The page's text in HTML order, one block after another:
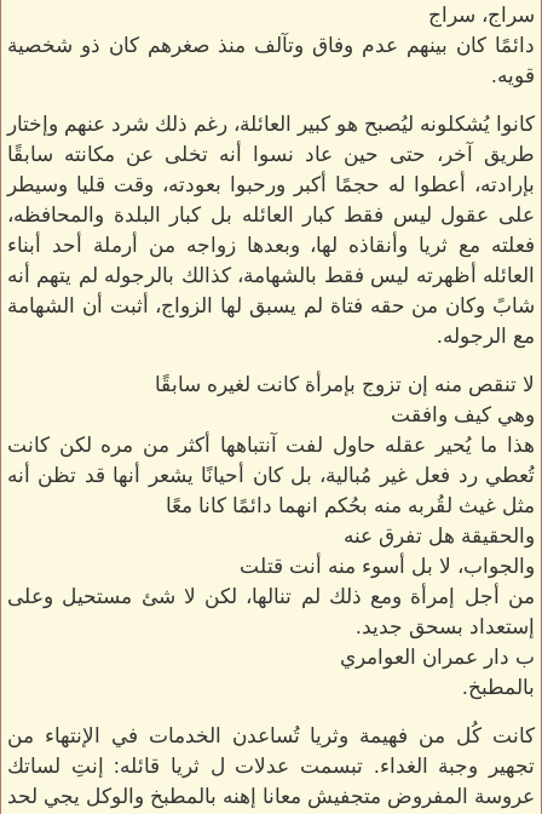
سراج، سراج
دائمًا كان بينهم عدم وفاق وتآلف منذ صغرهم كان ذو شخصية
قويه.
كانوا يُشكلونه ليُصبح هو كبير العائلة، رغم ذلك شرد عنهم وإختار
طريق آخر، حتى حين عاد نسوا أنه تخلى عن مكانته سابقًا
بإرادته، أعطوا له حجمًا أكبر ورحبوا بعودته، وقت قليا وسيطر
على عقول ليس فقط كبار العائله بل كبار البلدة والمحافظه،
فعلته مع ثريا وأنقاذه لها، وبعدها زواجه من أرملة أحد أبناء
العائله أظهرته ليس فقط بالشهامة، كذالك بالرجوله لم يتهم أنه
شابً وكان من حقه فتاة لم يسبق لها الزواج، أثبت أن الشهامة
مع الرجوله.
لا تنقص منه إن تزوج بإمرأة كانت لغيره سابقًا
وهي كيف وافقت
هذا ما يُحير عقله حاول لفت آنتباهها أكثر من مره لكن كانت
تُعطي رد فعل غير مُبالية، بل كان أحيانًا يشعر أنها قد تظن أنه
مثل غيث لقُربه منه بحُكم انهما دائمًا كانا معًا
والحقيقة هل تفرق عنه
والجواب، لا بل أسوء منه أنت قتلت
من أجل إمرأة ومع ذلك لم تنالها، لكن لا شئ مستحيل وعلى
إستعداد بسحق جديد.
ب دار عمران العوامري
بالمطبخ.
كانت كُل من فهيمة وثريا تُساعدن الخدمات في الإنتهاء من
تجهير وجبة الغداء. تبسمت عدلات ل ثريا قائله: إنتِ لساتك
عروسة المفروض متجفيش معانا إهنه بالمطبخ والوكل يجي لحد